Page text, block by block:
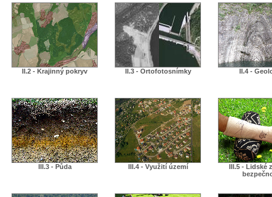
II.2 - Krajinný pokryv II.3 - Ortofotosnímky II.4 -
III.3 - Půda III.4 - Využití území
III.5 - Lidské